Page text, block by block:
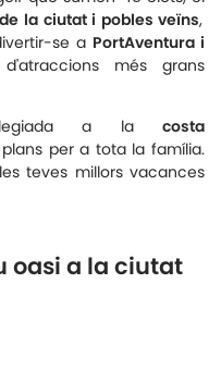
la ciutat i pobles veïns,
se a PortAventura i
més grans
a la costa
per a tota la família.
teves millors vacances
oasi a la ciutat